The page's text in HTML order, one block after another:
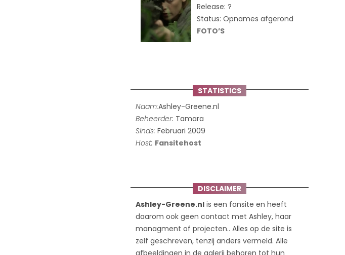
Release: ?
Status: Opnames afgerond
FOTO’S
STATISTICS
Naam:Ashley-Greene.nl
Beheerder: Tamara
Sinds: Februari 2009
Host: Fansitehost
DISCLAIMER
Ashley-Greene.nl is een fansite en heeft
daarom ook geen contact met Ashley, haar
managment of projecten.. Alles op de site is
zelf geschreven, tenzij anders vermeld. Alle
afbeeldingen in de galerij behoren tot hun